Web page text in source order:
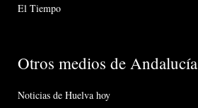
El Tiempo
Otros medios de Andalucía
Noticias de Huelva hoy